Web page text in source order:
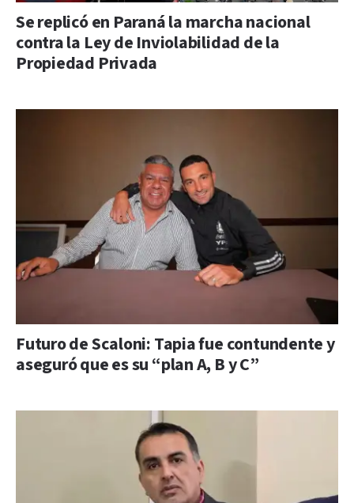
Se replicó en Paraná la marcha nacional
contra la Ley de Inviolabilidad de la
Propiedad Privada
Futuro de Scaloni: Tapia fue contundente y
aseguró que es su “plan A, B y C”